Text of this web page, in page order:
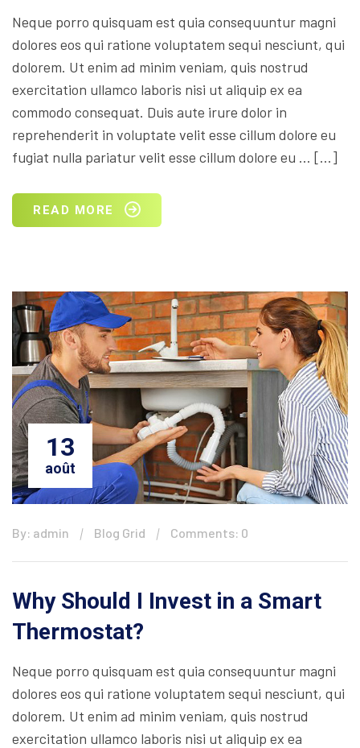
Neque porro quisquam est quia consequuntur magni
dolores eos qui ratione voluptatem sequi nesciunt, qui
dolorem. Ut enim ad minim veniam, quis nostrud
exercitation ullamco laboris nisi ut aliquip ex ea
commodo consequat. Duis aute irure dolor in
reprehenderit in voluptate velit esse cillum dolore eu
fugiat nulla pariatur velit esse cillum dolore eu … […]
READ MORE
13
août
By: admin Blog Grid Comments: 0
Why Should I Invest in a Smart
Thermostat?
Neque porro quisquam est quia consequuntur magni
dolores eos qui ratione voluptatem sequi nesciunt, qui
dolorem. Ut enim ad minim veniam, quis nostrud
exercitation ullamco laboris nisi ut aliquip ex ea